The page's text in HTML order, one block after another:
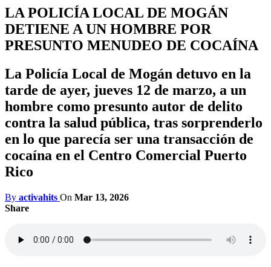
LA POLICÍA LOCAL DE MOGÁN
DETIENE A UN HOMBRE POR
PRESUNTO MENUDEO DE COCAÍNA
La Policía Local de Mogán detuvo en la
tarde de ayer, jueves 12 de marzo, a un
hombre como presunto autor de delito
contra la salud pública, tras sorprenderlo
en lo que parecía ser una transacción de
cocaína en el Centro Comercial Puerto
Rico
By activahits On Mar 13, 2026
Share